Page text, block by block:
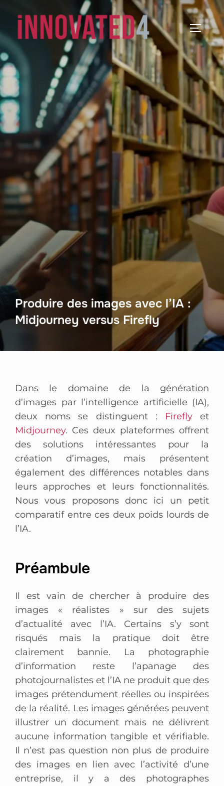
Produire des images avec l’IA :
Midjourney versus Firefly
Dans le domaine de la génération
d’images par l’intelligence artificielle (IA),
deux noms se distinguent :
Fireflyet
Midjourney. Ces deux plateformes offrent
des solutions intéressantes pour la
création d’images, mais présentent
également des différences notables dans
leurs approches et leurs fonctionnalités.
Nous vous proposons donc ici un petit
comparatif entre ces deux poids lourds de
l’IA.
Préambule
Il est vain de chercher à produire des
images « réalistes » sur des sujets
d’actualité avec l’IA. Certains s’y sont
risqués mais la pratique doit être
clairement bannie. La photographie
d’information reste l’apanage des
photojournalistes et l’IA ne produit que des
images prétendument réelles ou inspirées
de la réalité. Les images générées peuvent
illustrer un document mais ne délivrent
aucune information tangible et vérifiable.
Il n’est pas question non plus de produire
des images en lien avec l’activité d’une
entreprise, il y a des photographes